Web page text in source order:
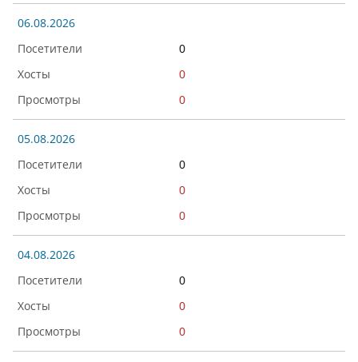
06.08.2026
0
0
0
05.08.2026
0
0
0
04.08.2026
0
0
0